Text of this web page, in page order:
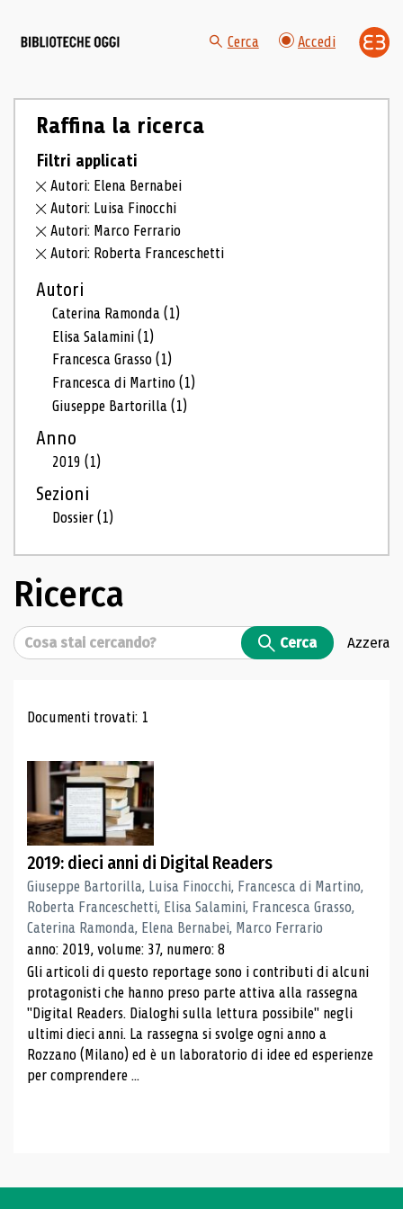
Cerca Accedi
Raffina la ricerca
Filtri applicati
Autori: Elena Bernabei
Autori: Luisa Finocchi
Autori: Marco Ferrario
Autori: Roberta Franceschetti
Autori
Caterina Ramonda(1)
Elisa Salamini(1)
Francesca Grasso(1)
Francesca di Martino(1)
Giuseppe Bartorilla(1)
Anno
2019(1)
Sezioni
Dossier(1)
Ricerca
Cerca Cerca Azzera
Risultati di ricerca
Documenti trovati: 1
2019: dieci anni di Digital Readers
Giuseppe Bartorilla, Luisa Finocchi, Francesca di Martino,
Roberta Franceschetti, Elisa Salamini, Francesca Grasso,
Caterina Ramonda, Elena Bernabei, Marco Ferrario
anno: 2019, volume: 37, numero: 8
Gli articoli di questo reportage sono i contributi di alcuni
protagonisti che hanno preso parte attiva alla rassegna
"Digital Readers. Dialoghi sulla lettura possibile" negli
ultimi dieci anni. La rassegna si svolge ogni anno a
Rozzano (Milano) ed è un laboratorio di idee ed esperienze
per comprendere ...